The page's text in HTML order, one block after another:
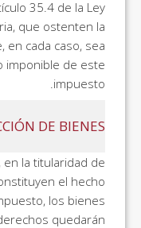
35.4 de la Ley
que ostenten la
en cada caso, sea
imponible de este
impuesto.
DE BIENES
la titularidad de
el hecho
los bienes
quedarán